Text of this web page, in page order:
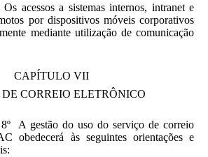
acessos a sistemas internos, intranet e
por dispositivos móveis corporativos
mediante utilização de comunicação
CAPÍTULO VII
CORREIO ELETRÔNICO
A gestão do uso do serviço de correio
obedecerá às seguintes orientações e